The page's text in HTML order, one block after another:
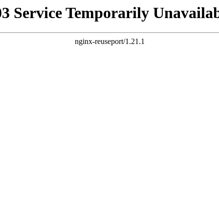
Service Temporarily
nginx-reuseport/1.21.1